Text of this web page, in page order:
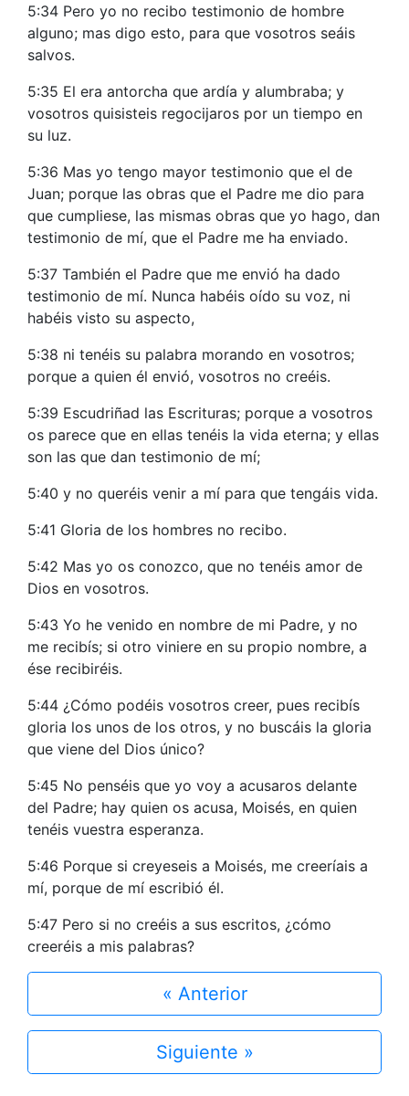
5:34 Pero yo no recibo testimonio de hombre
alguno; mas digo esto, para que vosotros seáis
salvos.
5:35 El era antorcha que ardía y alumbraba; y
vosotros quisisteis regocijaros por un tiempo en
su luz.
5:36 Mas yo tengo mayor testimonio que el de
Juan; porque las obras que el Padre me dio para
que cumpliese, las mismas obras que yo hago, dan
testimonio de mí, que el Padre me ha enviado.
5:37 También el Padre que me envió ha dado
testimonio de mí. Nunca habéis oído su voz, ni
habéis visto su aspecto,
5:38 ni tenéis su palabra morando en vosotros;
porque a quien él envió, vosotros no creéis.
5:39 Escudriñad las Escrituras; porque a vosotros
os parece que en ellas tenéis la vida eterna; y ellas
son las que dan testimonio de mí;
5:40 y no queréis venir a mí para que tengáis vida.
5:41 Gloria de los hombres no recibo.
5:42 Mas yo os conozco, que no tenéis amor de
Dios en vosotros.
5:43 Yo he venido en nombre de mi Padre, y no
me recibís; si otro viniere en su propio nombre, a
ése recibiréis.
5:44 ¿Cómo podéis vosotros creer, pues recibís
gloria los unos de los otros, y no buscáis la gloria
que viene del Dios único?
5:45 No penséis que yo voy a acusaros delante
del Padre; hay quien os acusa, Moisés, en quien
tenéis vuestra esperanza.
5:46 Porque si creyeseis a Moisés, me creeríais a
mí, porque de mí escribió él.
5:47 Pero si no creéis a sus escritos, ¿cómo
creeréis a mis palabras?
« Anterior
Siguiente »